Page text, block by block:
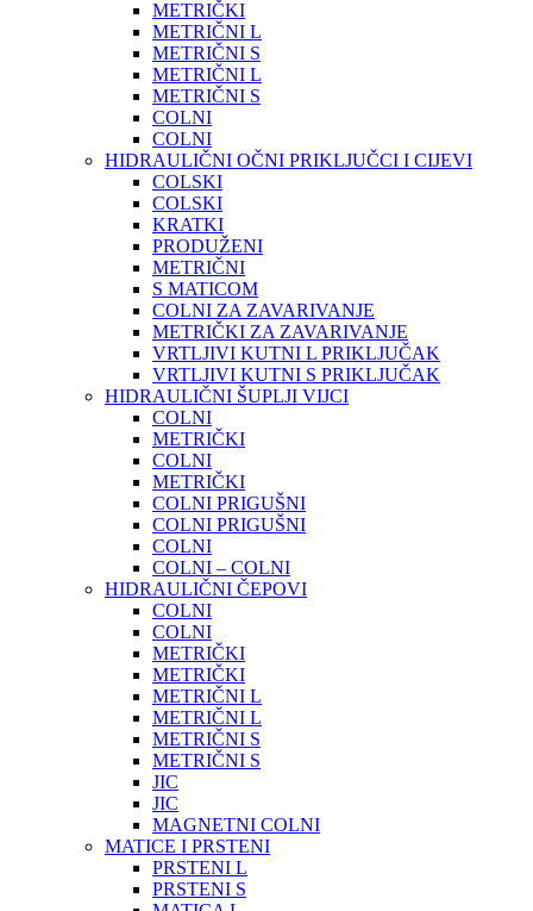
METRIČKI
METRIČNI L
METRIČNI S
METRIČNI L
METRIČNI S
COLNI
COLNI
HIDRAULIČNI OČNI PRIKLJUČCI I CIJEVI
COLSKI
COLSKI
KRATKI
PRODUŽENI
METRIČNI
S MATICOM
COLNI ZA ZAVARIVANJE
METRIČKI ZA ZAVARIVANJE
VRTLJIVI KUTNI L PRIKLJUČAK
VRTLJIVI KUTNI S PRIKLJUČAK
HIDRAULIČNI ŠUPLJI VIJCI
COLNI
METRIČKI
COLNI
METRIČKI
COLNI PRIGUŠNI
COLNI PRIGUŠNI
COLNI
COLNI – COLNI
HIDRAULIČNI ČEPOVI
COLNI
COLNI
METRIČKI
METRIČKI
METRIČNI L
METRIČNI L
METRIČNI S
METRIČNI S
JIC
JIC
MAGNETNI COLNI
MATICE I PRSTENI
PRSTENI L
PRSTENI S